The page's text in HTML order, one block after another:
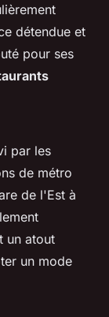
détendue et
pour ses
par les
de métro
de l'Est à
un atout
un mode